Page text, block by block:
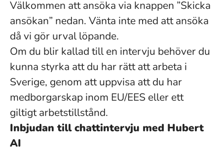
Välkommen att ansöka via knappen ”Skicka
ansökan” nedan. Vänta inte med att ansöka
då vi gör urval löpande.
Om du blir kallad till en intervju behöver du
kunna styrka att du har rätt att arbeta i
Sverige, genom att uppvisa att du har
medborgarskap inom EU/EES eller ett
giltigt arbetstillstånd.
Inbjudan till chattintervju med Hubert
AI